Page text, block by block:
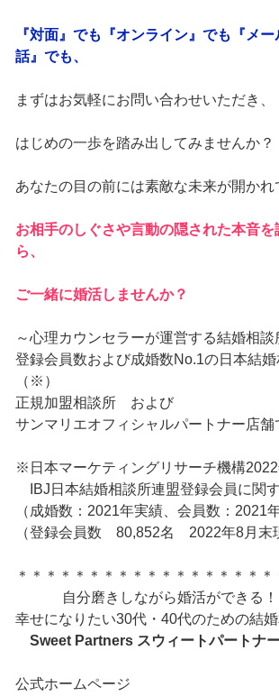
『対面』でも『オンライン』でも『メ
話』でも、
まずはお気軽にお問い合わせいただき、
はじめの一歩を踏み出してみませんか？
あなたの目の前には素敵な未来が開かれ
お相手のしぐさや言動の隠された本音
ら、
ご一緒に婚活しませんか？
～心理カウンセラーが運営する結婚相談
登録会員数および成婚数No.1の日本結婚
（※）
正規加盟相談所 および
サンマリエオフィシャルパートナー店舗
※日本マーケティングリサーチ機構
IBJ日本結婚相談所連盟登録会員に関
（成婚数：2021年実績、会員数：2021
（登録会員数 80,852名 2022年8月末
＊＊＊＊＊＊＊＊＊＊＊＊＊＊＊＊＊＊
自分磨きしながら婚活ができる！
幸せになりたい30代・40代のための結
Sweet Partners スウィートパートナ
公式ホームページ